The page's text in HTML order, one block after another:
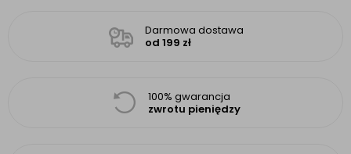
Darmowa dostawa
od 199 zł
100% gwarancja
zwrotu pieniędzy